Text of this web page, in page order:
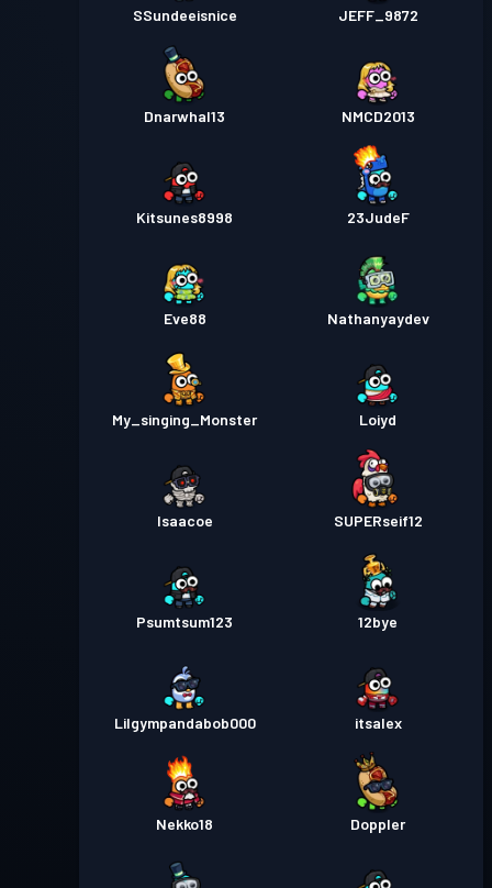
SSundeeisnice JEFF_9872
Dnarwhal13 NMCD2013
Kitsunes8998 23JudeF
Eve88 Nathanyaydev
My_singing_Monster Loiyd
Isaacoe SUPERseif12
Psumtsum123 12bye
Lilgympandabob000 itsalex
Nekko18 Doppler